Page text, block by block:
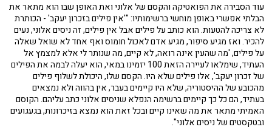
עוד הסבירה את הפואטיקה והקסם של אלוני ואת האופן שבו הוא מתאר את
הבלתי אפשרי באופן מוחשי ברשימותיו: "'אין פילים בזכרון יעקב' - הכותרת
לא צריכה להטעות. הוא כותב על פילים אבל אין פילים, זה ניסים אלוני, נעים
להכיר. ואז מגיע סיפור, מגיע אדם לאכול חומוס ואף אחד לא שואל שאלה
על פילים, 'מה שהעין אינה רואה, לא קיים, מה שנותר לי אלא למצמץ אל
העתיד, שימלאו לעיירה הזאת 100 יזמינו במאי, הוא יעלה לבמה את הפילים
של זכרון יעקב', אלו פילים שלא היו. הקסם שלו, היכולת לשלוף פילים
מהכובע של ההיסטוריה, שלא היו קיימים בעבר, אין בהווה ולא נמצאים
בעתיד, הם כל כך קיימים ברשימה הנפלא שניסים אלוני כתב עליהם. הקוסם
האמיתי מתאר את מה שאינו קיים ובכל זאת הוא נמצא בזיכרונות, בגעגועים
ובטקסטים של ניסים אלוני".